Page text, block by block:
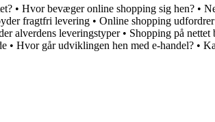
• Hvor bevæger online shopping sig hen? •
fragtfri levering • Online shopping
alverdens leveringstyper• Shopping på
• Hvor går udviklingen hen med e-handel? •